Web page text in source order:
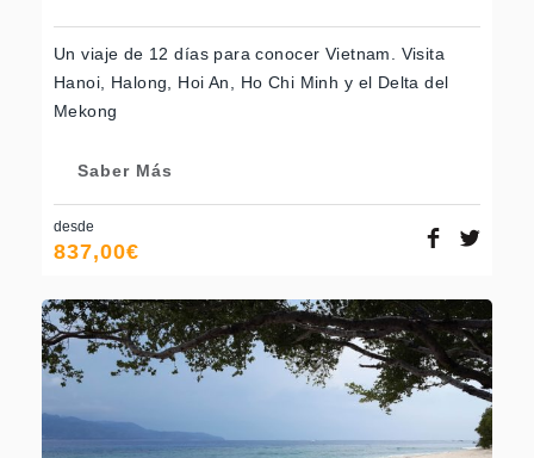
Un viaje de 12 días para conocer Vietnam. Visita
Hanoi, Halong, Hoi An, Ho Chi Minh y el Delta del
Mekong
Saber Más
desde
837,00€